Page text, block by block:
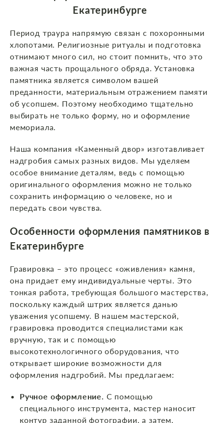
Екатеринбурге
Период траура напрямую связан с похоронными
хлопотами. Религиозные ритуалы и подготовка
отнимают много сил, но стоит помнить, что это
важная часть прощального обряда. Установка
памятника является символом вашей
преданности, материальным отражением памяти
об усопшем. Поэтому необходимо тщательно
выбирать не только форму, но и оформление
мемориала.
Наша компания «Каменный двор» изготавливает
надгробия самых разных видов. Мы уделяем
особое внимание деталям, ведь с помощью
оригинального оформления можно не только
сохранить информацию о человеке, но и
передать свои чувства.
Особенности оформления памятников в
Екатеринбурге
Гравировка – это процесс «оживления» камня,
она придает ему индивидуальные черты. Это
тонкая работа, требующая большого мастерства,
поскольку каждый штрих является данью
уважения усопшему. В нашем мастерской,
гравировка проводится специалистами как
вручную, так и с помощью
высокотехнологичного оборудования, что
открывает широкие возможности для
оформления надгробий. Мы предлагаем:
Ручное оформление. С помощью
специального инструмента, мастер наносит
контур заданной фотографии, а затем,